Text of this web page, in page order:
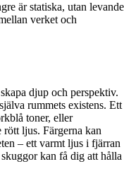
är statiska, utan levande
verket och
djup och perspektiv.
rummets existens. Ett
toner, eller
ljus. Färgerna kan
– ett varmt ljus i fjärran
kan få dig att hålla